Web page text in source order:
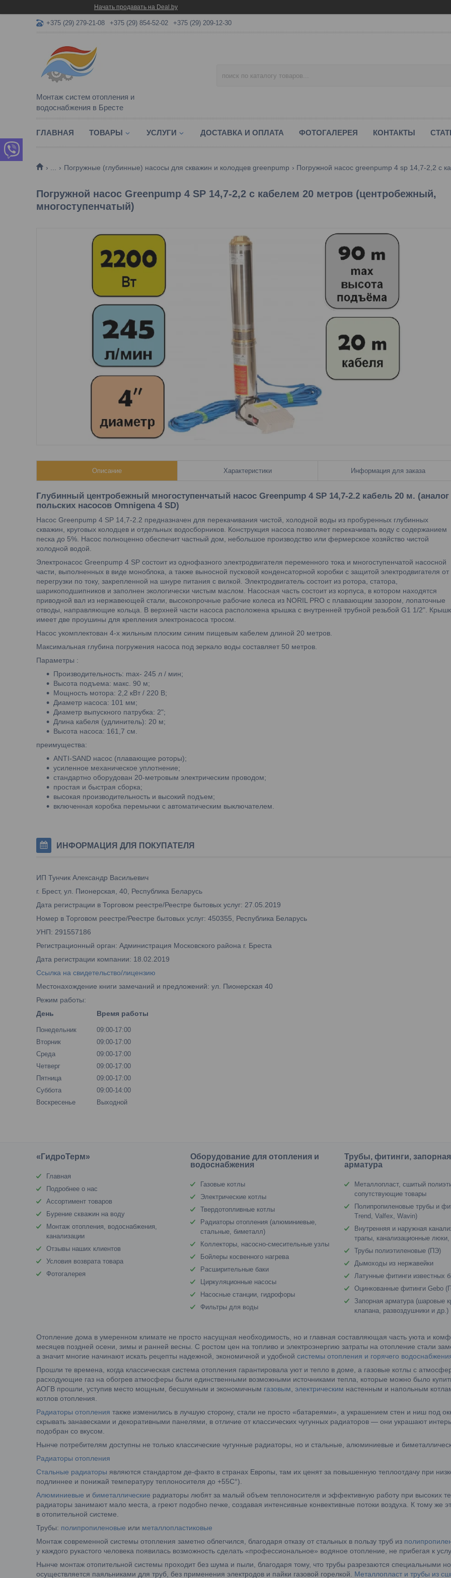
Начать продавать на Deal.by
+375 (29) 279-21-08 +375 (29) 854-52-02 +375 (29) 209-12-30
Монтаж систем отопления и
водоснабжения в Бресте
ГЛАВНАЯ ТОВАРЫ УСЛУГИ ДОСТАВКА И ОПЛАТА ФОТОГАЛЕРЕЯ КОНТАКТЫ
Погружные (глубинные) насосы для скважин и колодцев greenpump
Погружной насос Greenpump 4 SP 14,7-2,2 с кабелем 20 метров (центробежный,
многоступенчатый)
Описание Характеристики Информация для заказа
Глубинный центробежный многоступенчатый насос Greenpump 4 SP 14,7-2.2 кабель 20 м. (аналог
польских насосов Omnigena 4 SD)
Насос Greenpump 4 SP 14,7-2.2 предназначен для перекачивания чистой, холодной воды из пробуренных глубинных
скважин, круговых колодцев и отдельных водосборников. Конструкция насоса позволяет перекачивать воду с содержанием
песка до 5%. Насос полноценно обеспечит частный дом, небольшое производство или фермерское хозяйство чистой
холодной водой.
Электронасос Greenpump 4 SP состоит из однофазного электродвигателя переменного тока и многоступенчатой насосной
части, выполненных в виде моноблока, а также выносной пусковой конденсаторной коробки с защитой электродвигателя от
перегрузки по току, закрепленной на шнуре питания с вилкой. Электродвигатель состоит из ротора, статора,
шарикоподшипников и заполнен экологически чистым маслом. Насосная часть состоит из корпуса, в котором находятся
приводной вал из нержавеющей стали, высокопрочные рабочие колеса из NORIL PRO с плавающим зазором, лопаточные
отводы, направляющие кольца. В верхней части насоса расположена крышка с внутренней трубной резьбой G1 1/2".
имеет две проушины для крепления электронасоса тросом.
Насос укомплектован 4-х жильным плоским синим пищевым кабелем длиной 20 метров.
Максимальная глубина погружения насоса под зеркало воды составляет 50 метров.
Параметры :
Производительность: max- 245 л / мин;
Высота подъема: макс. 90 м;
Мощность мотора: 2,2 кВт / 220 В;
Диаметр насоса: 101 мм;
Диаметр выпускного патрубка: 2";
Длина кабеля (удлинитель): 20 м;
Высота насоса: 161,7 см.
преимущества:
ANTI-SAND насос (плавающие роторы);
усиленное механическое уплотнение;
стандартно оборудован 20-метровым электрическим проводом;
простая и быстрая сборка;
высокая производительность и высокий подъем;
включенная коробка перемычки с автоматическим выключателем.
ИНФОРМАЦИЯ ДЛЯ ПОКУПАТЕЛЯ
ИП Тунчик Александр Васильевич
г. Брест, ул. Пионерская, 40, Республика Беларусь
Дата регистрации в Торговом реестре/Реестре бытовых услуг: 27.05.2019
Номер в Торговом реестре/Реестре бытовых услуг: 450355, Республика Беларусь
УНП: 291557186
Регистрационный орган: Администрация Московского района г. Бреста
Дата регистрации компании: 18.02.2019
Ссылка на свидетельство/лицензию
Местонахождение книги замечаний и предложений: ул. Пионерская 40
Режим работы:
День
Время работы
Понедельник
09:00-17:00
Вторник
09:00-17:00
Среда
09:00-17:00
Четверг
09:00-17:00
Пятница
09:00-17:00
Суббота
09:00-14:00
Воскресенье
Выходной
«ГидроТерм»
Главная
Подробнее о нас
Ассортимент товаров
Бурение скважин на воду
Монтаж отопления, водоснабжения,
канализации
Отзывы наших клиентов
Условия возврата товара
Фотогалерея
Оборудование для отопления и
водоснабжения
Газовые котлы
Электрические котлы
Твердотопливные котлы
Радиаторы отопления (алюминиевые,
стальные, биметалл)
Коллекторы, насосно-смесительные узлы
Бойлеры косвенного нагрева
Расширительные баки
Циркуляционные насосы
Насосные станции, гидрофоры
Фильтры для воды
Трубы, фитинги, запорная
арматура
Металлопласт, сшитый
сопутствующие товары
Полипропиленовые трубы и
Trend, Valfex, Wavin)
Внутренняя и наружная
трапы, канализационные
Трубы полиэтиленовые (ПЭ)
Дымоходы из нержавейки
Латунные фитинги известных
Оцинкованные фитинги Gebo
Запорная арматура (шаровые
клапана, развоздушники и др.)
Отопление дома в умеренном климате не просто насущная необходимость, но и главная составляющая часть уюта и
месяцев поздней осени, зимы и ранней весны. С ростом цен на топливо и электроэнергию затраты на отопление стали
а значит многие начинают искать рецепты надежной, экономичной и удобной системы отопления и горячего
Прошли те времена, когда классическая система отопления гарантировала уют и тепло в доме, а газовые котлы с
расходующие газ на обогрев атмосферы были единственными возможными источниками тепла, которые можно было
АОГВ прошли, уступив место мощным, бесшумным и экономичным газовым электрическим настенным и напольным
котлов отопления.
Радиаторы отопления также изменились в лучшую сторону, стали не просто «батареями», а украшением стен и ниш под
скрывать занавесками и декоративными панелями, в отличие от классических чугунных радиаторов — они украшают
подобран со вкусом.
Нынче потребителям доступны не только классические чугунные радиаторы, но и стальные, алюминиевые и
Радиаторы отопления
Стальные радиаторы являются стандартом де-факто в странах Европы, там их ценят за повышенную теплоотдачу при
подлиннее и понижай температуру теплоносителя до +55C°).
Алюминиевые и биметаллические радиаторы любят за малый объем теплоносителя и эффективную работу при высоких
радиаторы занимают мало места, а греют подобно печке, создавая интенсивные конвективные потоки воздуха. К тому же
в отопительной системе.
Трубы: полипропиленовые или металлопластиковые
Монтаж современной системы отопления заметно облегчился, благодаря отказу от стальных в пользу труб из
у каждого рукастого человека появилась возможность сделать «профессиональное» водяное отопление, не прибегая к
Нынче монтаж отопительной системы проходит без шума и пыли, благодаря тому, что трубы разрезаются специальными
осуществляется паяльниками для труб, без применения электродов и пайки газовой горелкой. Металлопласт и трубы из